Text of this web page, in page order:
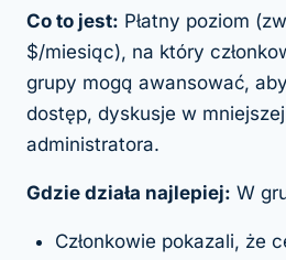
Co to jest: Płatny poziom
$/miesiąc), na który
grupy mogą awansować,
dostęp, dyskusje w
administratora.
Gdzie działa najlepiej: W
Członkowie pokazali, że